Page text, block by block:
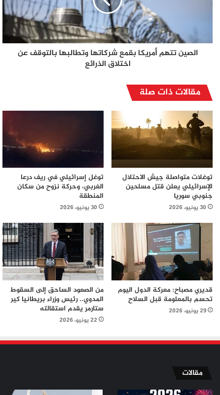
الصين تتهم أمريكا بقمع شركاتها وتطالبها بالتوقف عن
اختلاق الذرائع
مقالات ذات صلة
توغلات متواصلة جيش الاحتلال
الإسرائيلي يعلن قتل مسلحين
جنوبي سوريا
30 يونيو، 2026
توغل إسرائيلي في ريف درعا
الغربي، وحركة نزوح من سكان
المنطقة
30 يونيو، 2026
قديري مصباح: معركة الدول اليوم
تحسم بالمعلومة قبل السلاح
29 يونيو، 2026
من الصعود الساحق إلى السقوط
المدوي.. رئيس وزراء بريطانيا كير
ستارمر يقدم استقالته
22 يونيو، 2026
مقالات